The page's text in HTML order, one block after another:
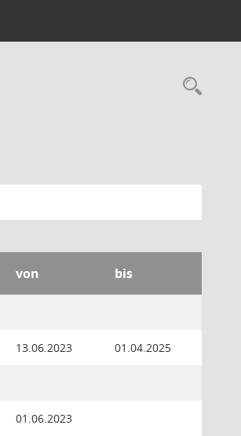
von bis
13.06.2023 01.04.2025
01.06.2023